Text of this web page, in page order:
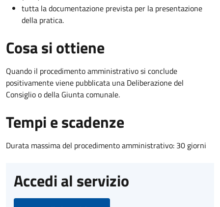
tutta la documentazione prevista per la presentazione
della pratica.
Cosa si ottiene
Quando il procedimento amministrativo si conclude
positivamente viene pubblicata una Deliberazione del
Consiglio o della Giunta comunale.
Tempi e scadenze
Durata massima del procedimento amministrativo: 30 giorni
Accedi al servizio